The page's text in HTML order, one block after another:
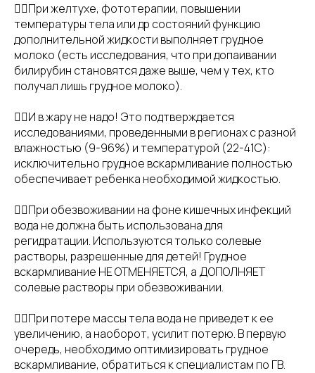
👉🏻При желтухе, фототерапии, повышении
температуры тела или др состояний функцию
дополнительной жидкости выполняет грудное
молоко (есть исследования, что при допаивании
билирубин становятся даже выше, чем у тех, кто
получал лишь грудное молоко).
👉🏻И в жару не надо! Это подтверждается
исследованиями, проведенными в регионах с разной
влажностью (9-96%) и температурой (22-41C):
исключительно грудное вскармливание полностью
обеспечивает ребенка необходимой жидкостью.
👉🏻При обезвоживании на фоне кишечных инфекций
вода не должна быть использована для
регидратации. Используются только солевые
растворы, разрешенные для детей! Грудное
вскармливание НЕ ОТМЕНЯЕТСЯ, а ДОПОЛНЯЕТ
солевые растворы при обезвоживании.
👉🏻При потере массы тела вода не приведет к ее
увеличению, а наоборот, усилит потерю. В первую
очередь, необходимо оптимизировать грудное
вскармливание, обратиться к специалистам по ГВ.